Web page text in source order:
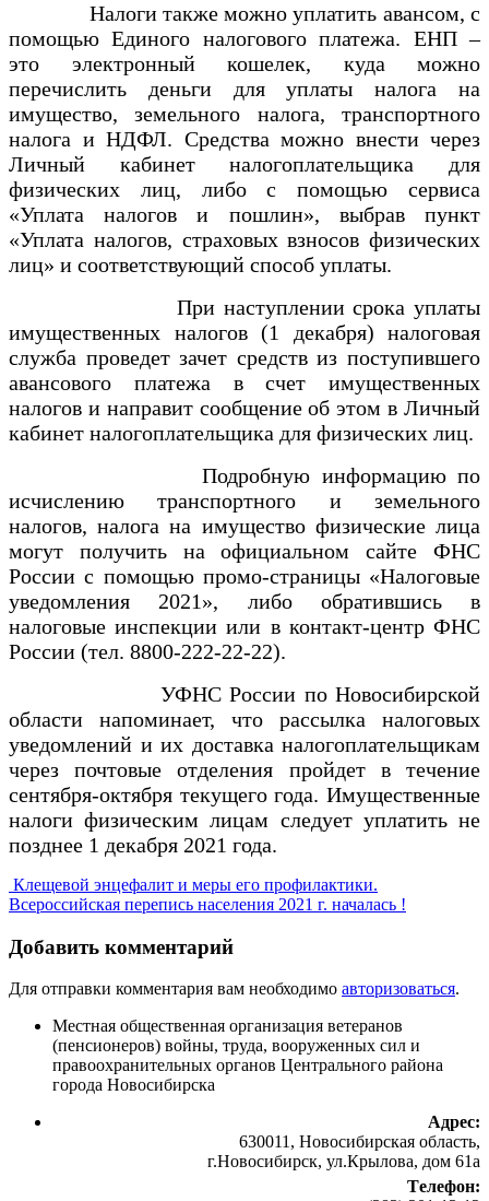
Налоги также можно уплатить авансом, с
помощью Единого налогового платежа. ЕНП –
это электронный кошелек, куда можно
перечислить деньги для уплаты налога на
имущество, земельного налога, транспортного
налога и НДФЛ. Средства можно внести через
Личный кабинет налогоплательщика для
физических лиц, либо с помощью сервиса
«Уплата налогов и пошлин», выбрав пункт
«Уплата налогов, страховых взносов физических
лиц» и соответствующий способ уплаты.
При наступлении срока уплаты
имущественных налогов (1 декабря) налоговая
служба проведет зачет средств из поступившего
авансового платежа в счет имущественных
налогов и направит сообщение об этом в Личный
кабинет налогоплательщика для физических лиц.
Подробную информацию по
исчислению транспортного и земельного
налогов, налога на имущество физические лица
могут получить на официальном сайте ФНС
России с помощью промо-страницы «Налоговые
уведомления 2021», либо обратившись в
налоговые инспекции или в контакт-центр ФНС
России (тел. 8800-222-22-22).
УФНС России по Новосибирской
области напоминает, что рассылка налоговых
уведомлений и их доставка налогоплательщикам
через почтовые отделения пройдет в течение
сентября-октября текущего года. Имущественные
налоги физическим лицам следует уплатить не
позднее 1 декабря 2021 года.
Клещевой энцефалит и меры его профилактики.
Всероссийская перепись населения 2021 г. началась !
Добавить комментарий
Для отправки комментария вам необходимо авторизоваться.
Местная общественная организация ветеранов
(пенсионеров) войны, труда, вооруженных сил и
правоохранительных органов Центрального района
города Новосибирска
Адрес:
630011, Новосибирская область,
г.Новосибирск, ул.Крылова, дом 61а
Tелефон: